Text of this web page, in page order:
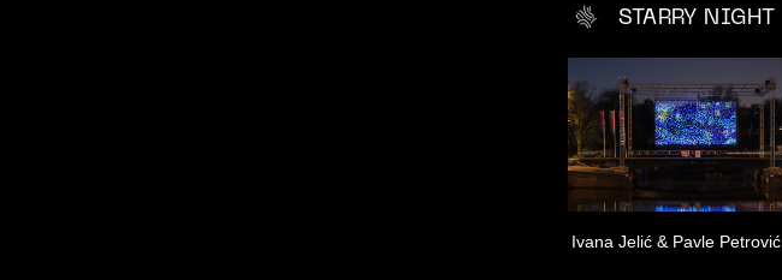
STARRY NIGHT
Ivana Jelić & Pavle Petrović